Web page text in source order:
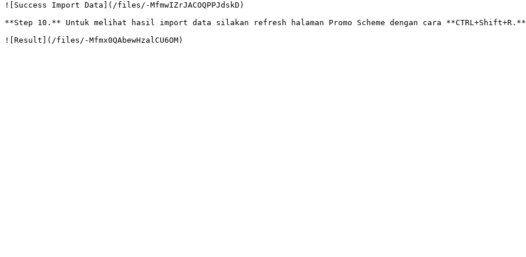
![Success Import Data](/files/-MfmwIZrJACOQPPJdskD)
**Step 10.** Untuk melihat hasil import data silakan refresh halaman Promo Scheme dengan cara **CTRL+Shift+R.**